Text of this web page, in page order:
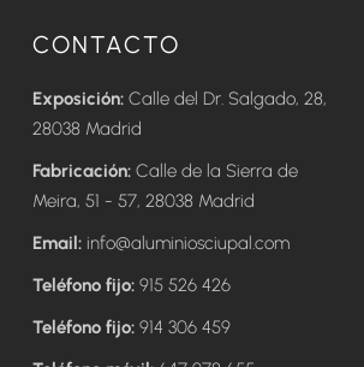
CONTACTO
Exposición: Calle del Dr. Salgado, 28,
28038 Madrid
Fabricación: Calle de la Sierra de
Meira, 51 - 57, 28038 Madrid
Email: info@aluminiosciupal.com
Teléfono fijo: 915 526 426
Teléfono fijo: 914 306 459